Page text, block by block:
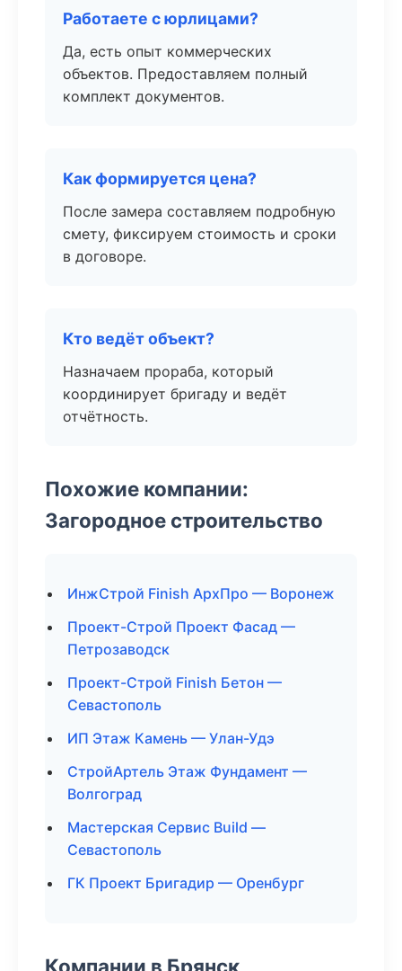
Работаете с юрлицами?
Да, есть опыт коммерческих
объектов. Предоставляем полный
комплект документов.
Как формируется цена?
После замера составляем подробную
смету, фиксируем стоимость и сроки
в договоре.
Кто ведёт объект?
Назначаем прораба, который
координирует бригаду и ведёт
отчётность.
Похожие компании:
Загородное строительство
ИнжСтрой Finish АрхПро — Воронеж
Проект-Строй Проект Фасад —
Петрозаводск
Проект-Строй Finish Бетон —
Севастополь
ИП Этаж Камень — Улан-Удэ
СтройАртель Этаж Фундамент —
Волгоград
Мастерская Сервис Build —
Севастополь
ГК Проект Бригадир — Оренбург
Компании в Брянск